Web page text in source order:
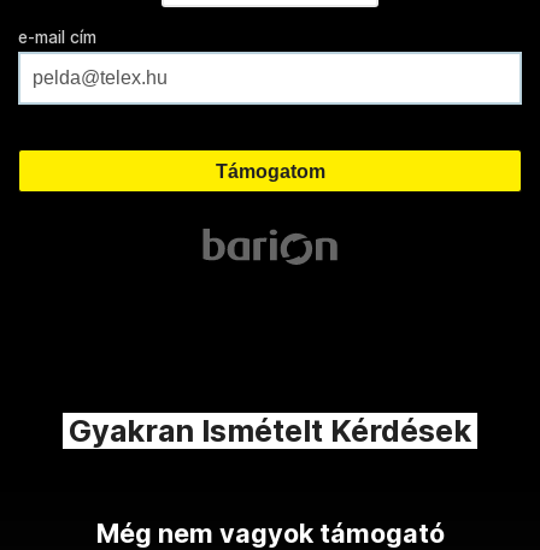
e-mail cím
Gyakran Ismételt Kérdések
Még nem vagyok támogató